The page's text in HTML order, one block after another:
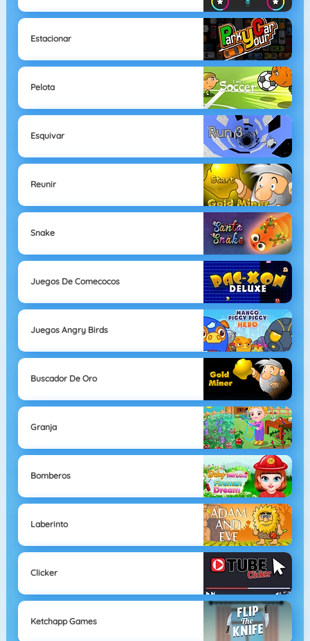
Estacionar
Pelota
Esquivar
Reunir
Snake
Juegos De Comecocos
Juegos Angry Birds
Buscador De Oro
Granja
Bomberos
Laberinto
Clicker
Ketchapp Games